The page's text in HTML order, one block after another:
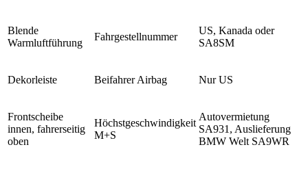
Blende
Warmluftführung
Fahrgestellnummer
US, Kanada oder
SA8SM
Dekorleiste Beifahrer Airbag Nur US
Frontscheibe
innen, fahrerseitig
oben
Höchstgeschwindigkeit
M+S
Autovermietung
SA931, Auslieferung
BMW Welt SA9WR